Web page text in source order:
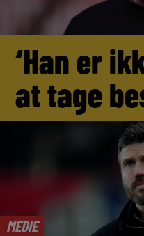
‘Han er
at tage
MEDIE